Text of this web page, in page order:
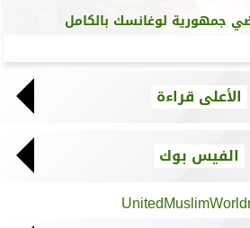
جمهورية لوغانسك بالكامل
الأعلى قراءة
الفيس بوك